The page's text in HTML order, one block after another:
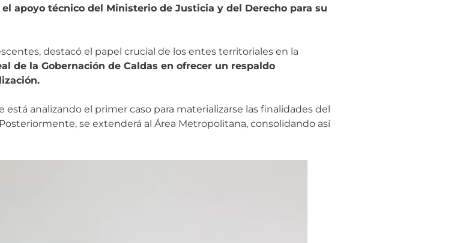
apoyo técnico del Ministerio de Justicia y del Derecho para su
destacó el papel crucial de los entes territoriales en la
de la Gobernación de Caldas en ofrecer un respaldo
analizando el primer caso para materializarse las finalidades del
se extenderá al Área Metropolitana, consolidando así